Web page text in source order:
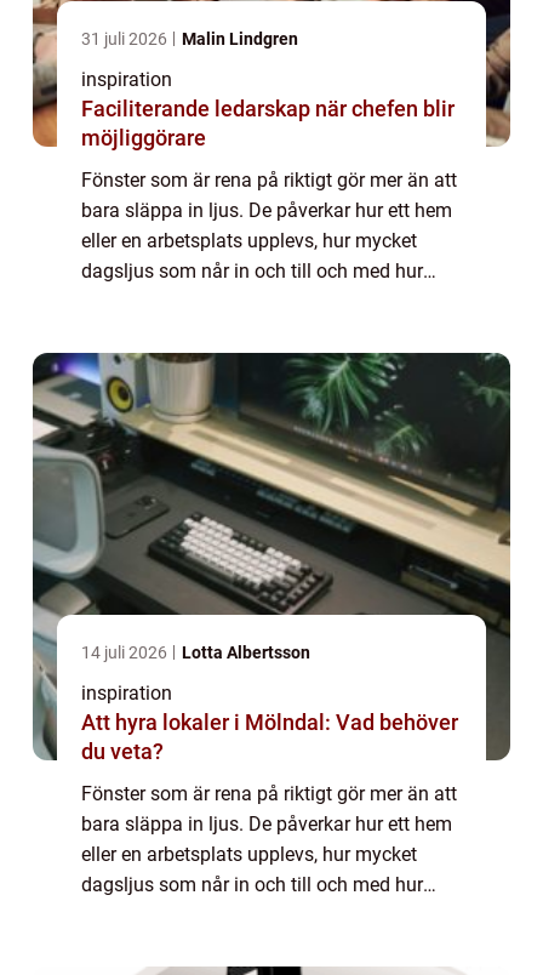
31 juli 2026 Malin Lindgren
inspiration
Faciliterande ledarskap när chefen blir
möjliggörare
Fönster som är rena på riktigt gör mer än att
bara släppa in ljus. De påverkar hur ett hem
eller en arbetsplats upplevs, hur mycket
dagsljus som når in och till och med hur
14 juli 2026 Lotta Albertsson
inspiration
Att hyra lokaler i Mölndal: Vad behöver
du veta?
Fönster som är rena på riktigt gör mer än att
bara släppa in ljus. De påverkar hur ett hem
eller en arbetsplats upplevs, hur mycket
dagsljus som når in och till och med hur